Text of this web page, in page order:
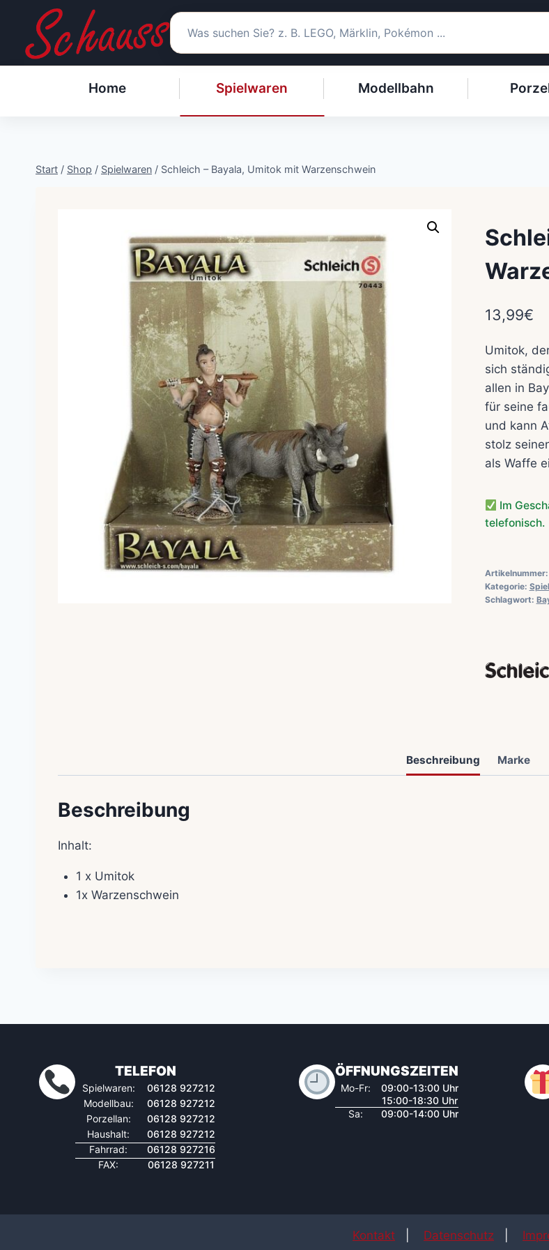
springen
Home Spielwaren Modellbahn
Start / Shop / Spielwaren / Schleich – Bayala, Umitok mit Warzenschwein
13,99€
Umitok,
sich
allen in
für seine
und kann
stolz
als Waffe
Im
telefonisch.
Artikelnummer:
Kategorie:
Schlagwort:
Beschreibung Marke
Beschreibung
Inhalt:
1 x Umitok
1x Warzenschwein
TELEFON
Spielwaren:
06128 927212
Modellbau:
06128 927212
Porzellan:
06128 927212
Haushalt:
06128 927212
Fahrrad:
06128 927216
FAX:
06128 927211
ÖFFNUNGSZEITEN
Mo-Fr:
09:00-13:00 Uhr
15:00-18:30 Uhr
Sa:
09:00-14:00 Uhr
Kontakt Datenschutz